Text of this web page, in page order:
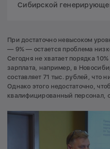
Сибирской
При достаточно невысоком
— 9% — остается проблема
Сегодня не хватает порядка
зарплата, например, в
составляет 71 тыс. рублей, что
Однако этого недостаточно,
квалифицированный персонал,